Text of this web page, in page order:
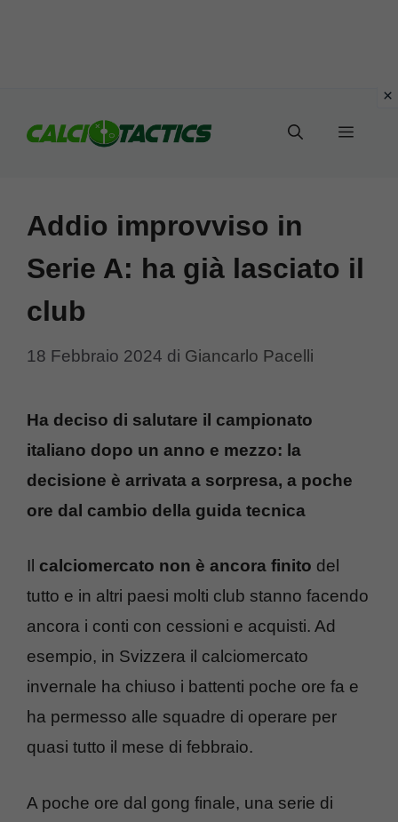
Menu
Addio improvviso in
Serie A: ha già lasciato il
club
18 Febbraio 2024 di Giancarlo Pacelli
Ha deciso di salutare il campionato
italiano dopo un anno e mezzo: la
decisione è arrivata a sorpresa, a poche
ore dal cambio della guida tecnica
Il calciomercato non è ancora finito del
tutto e in altri paesi molti club stanno facendo
ancora i conti con cessioni e acquisti. Ad
esempio, in Svizzera il calciomercato
invernale ha chiuso i battenti poche ore fa e
ha permesso alle squadre di operare per
quasi tutto il mese di febbraio.
A poche ore dal gong finale, una serie di